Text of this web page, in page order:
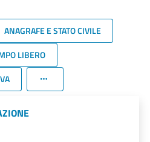
ANAGRAFE E STATO CIVILE
LIBERO